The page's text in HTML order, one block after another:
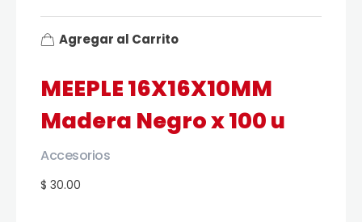
MEEPLE 16X16X10MM
Madera Negro x 100 u
$ 30.00
Accesorios
Agregar al Carrito